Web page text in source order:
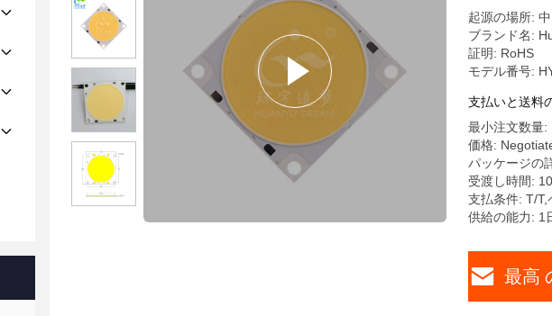
起源の場所: 中
ブランド名:
証明: RoHS
モデル番号:
支払いと送料
最小注文数量:
価格:
パッケージの
受渡し時間:
支払条件: T/T,
供給の能力: 1
最高